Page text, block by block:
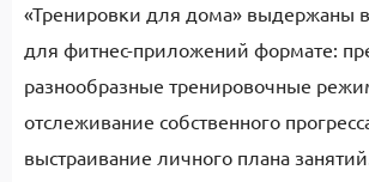
«Тренировки для дома» выдержаны
для фитнес-приложений формате:
разнообразные тренировочные
отслеживание собственного
выстраивание личного плана